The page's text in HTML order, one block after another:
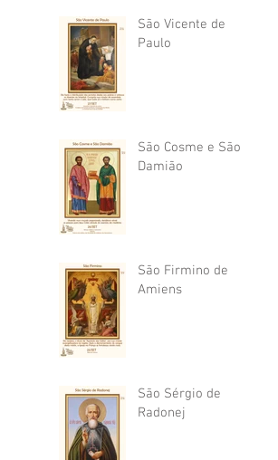
São Vicente de
Paulo
São Cosme e São
Damião
São Firmino de
Amiens
São Sérgio de
Radonej